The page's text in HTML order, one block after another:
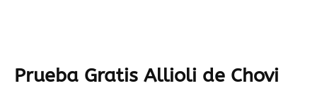
Prueba Gratis Allioli de Chovi